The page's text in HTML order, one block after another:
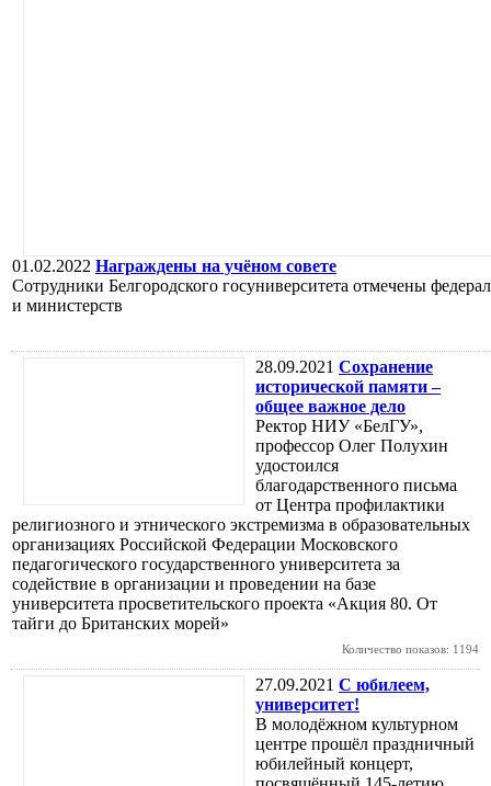
01.02.2022 Награждены на учёном совете
Сотрудники Белгородского госуниверситета отмечены
и министерств
28.09.2021 Сохранение
исторической памяти –
общее важное дело
Ректор НИУ «БелГУ»,
профессор Олег Полухин
удостоился
благодарственного письма
от Центра профилактики
религиозного и этнического экстремизма в образовательных
организациях Российской Федерации Московского
педагогического государственного университета за
содействие в организации и проведении на базе
университета просветительского проекта «Акция 80. От
тайги до Британских морей»
Количество показов: 1194
27.09.2021 С юбилеем,
университет!
В молодёжном культурном
центре прошёл праздничный
юбилейный концерт,